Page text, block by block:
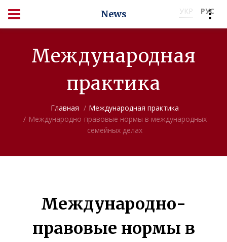
РУС
УКР
News
Международная
практика
Главная
Международная практика
Международно-правовые нормы в международных
семейных делах
Международно-
правовые нормы в